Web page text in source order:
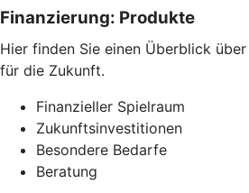
Finanzierung: Produkte
Hier finden Sie einen Überblick
für die Zukunft.
Finanzieller Spielraum
Zukunftsinvestitionen
Besondere Bedarfe
Beratung